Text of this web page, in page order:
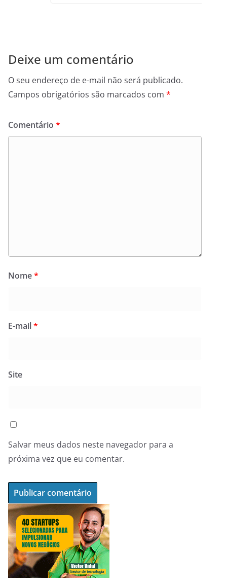
Deixe um comentário
O seu endereço de e-mail não será publicado.
Campos obrigatórios são marcados com *
Comentário *
Nome*
E-mail*
Site
Salvar meus dados neste navegador para a
próxima vez que eu comentar.